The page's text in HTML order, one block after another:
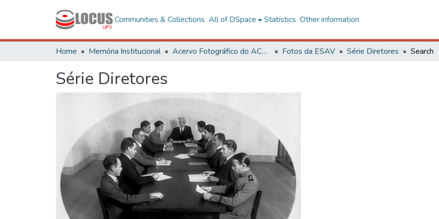
Communities & Collections All of DSpace Statistics Other information
Home Memória Institucional Acervo Fotográfico do ACH-UFV Fotos da ESAV Série Diretores Search
Série Diretores